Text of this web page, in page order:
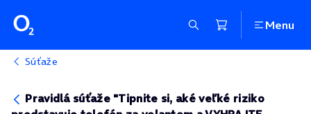
Menu
Súťaže
Pravidlá súťaže "Tipnite si, aké veľké riziko